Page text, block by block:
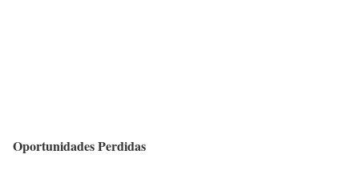
Oportunidades Perdidas